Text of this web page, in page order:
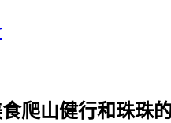
爬山健行和珠珠